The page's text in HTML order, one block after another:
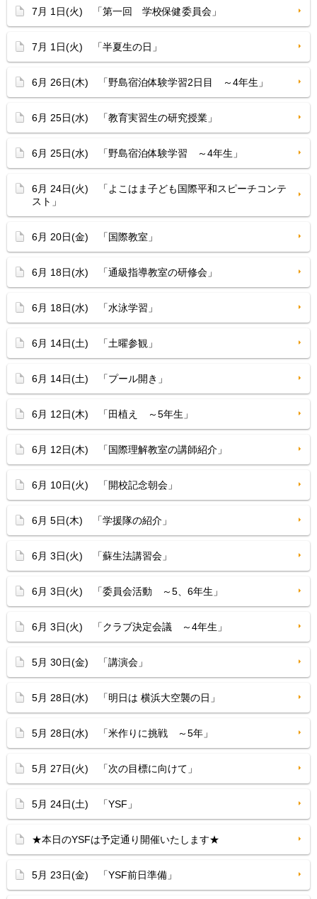
7月 1日(火) 「第一回 学校保健委員会」
7月 1日(火) 「半夏生の日」
6月 26日(木) 「野島宿泊体験学習2日目 ～4年生」
6月 25日(水) 「教育実習生の研究授業」
6月 25日(水) 「野島宿泊体験学習 ～4年生」
6月 24日(火) 「よこはま子ども国際平和スピーチコンテ
スト」
6月 20日(金) 「国際教室」
6月 18日(水) 「通級指導教室の研修会」
6月 18日(水) 「水泳学習」
6月 14日(土) 「土曜参観」
6月 14日(土) 「プール開き」
6月 12日(木) 「田植え ～5年生」
6月 12日(木) 「国際理解教室の講師紹介」
6月 10日(火) 「開校記念朝会」
6月 5日(木) 「学援隊の紹介」
6月 3日(火) 「蘇生法講習会」
6月 3日(火) 「委員会活動 ～5、6年生」
6月 3日(火) 「クラブ決定会議 ～4年生」
5月 30日(金) 「講演会」
5月 28日(水) 「明日は 横浜大空襲の日」
5月 28日(水) 「米作りに挑戦 ～5年」
5月 27日(火) 「次の目標に向けて」
5月 24日(土) 「YSF」
★本日のYSFは予定通り開催いたします★
5月 23日(金) 「YSF前日準備」